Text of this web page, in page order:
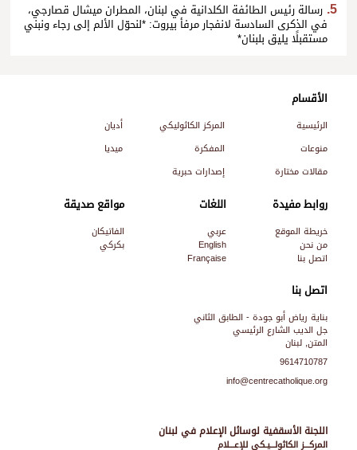
رسالة رئيس الطائفة الكلدانية في لبنان، المطران ميشال قصارجي،
في الذكرى السادسة لانفجار مرفأ بيروت: *لنحوّل الألم إلى رجاء ونبني
مستقبلًا يليق بلبنان*
اللجنة الأسقفية لوسائل الإعلام في لبنان
المركـــز الكاثولـــيـكي للإعـــلام
اتصل بنا
بناية رياض أبو جودة - الطابق الثاني
جل الديب الشارع الرئيسي
المتن, لبنان
9614710787
info@centrecatholique.org
الأقسام
الرئيسية المركز الكاثوليكي
أديان
منوعات
المفكرة
ميديا
مقالات مختارة
إصدارات حبرية
روابط مفيدة
خريطة الموقع
من نحن
اتصل بنا
اللغات
عربي
English
Française
مواقع صديقة
الفاتيكان
بكركي